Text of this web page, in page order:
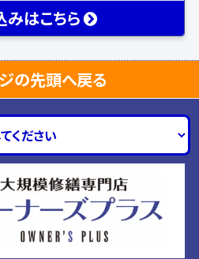
みはこちら
の先頭へ戻る